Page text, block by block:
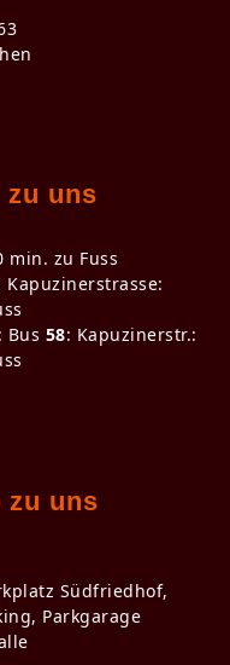
zu uns
min. zu Fuss
Kapuzinerstrasse:
Bus 58: Kapuzinerstr.:
zu uns
Südfriedhof,
Parkgarage